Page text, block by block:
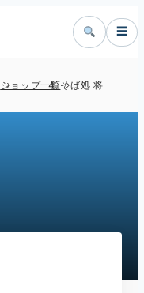
☰
ショップ一覧そば処 将